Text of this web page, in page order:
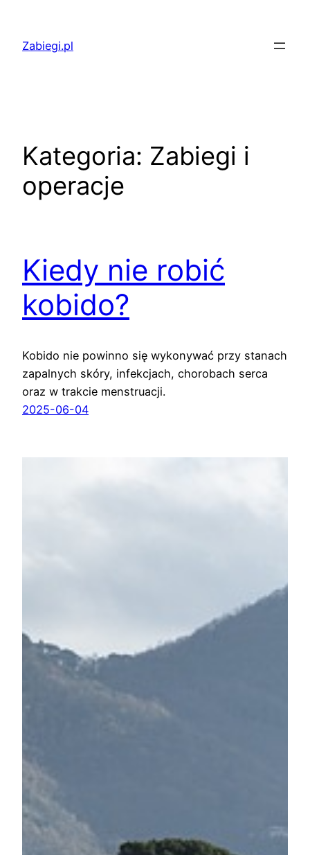
treściZabiegi.pl
Kategoria: Zabiegi i
operacje
Kiedy nie robić
kobido?
Kobido nie powinno się wykonywać przy stanach
zapalnych skóry, infekcjach, chorobach serca
oraz w trakcie menstruacji.
2025-06-04